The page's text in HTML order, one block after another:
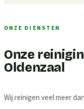
ONZE DIENSTEN
Onze
Oldenzaal
Wij reinigen veel meer